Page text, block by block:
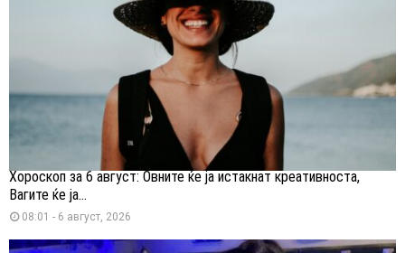
Хороскоп за 6 август: Овните ќе ја истакнат креативноста,
Вагите ќе ја...
08:01 - 6 август, 2026